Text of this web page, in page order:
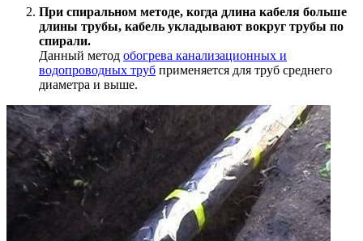
При спиральном методе, когда длина кабеля больше
длины трубы, кабель укладывают вокруг трубы по
спирали.
Данный метод обогрева канализационных и
водопроводных труб применяется для труб среднего
диаметра и выше.